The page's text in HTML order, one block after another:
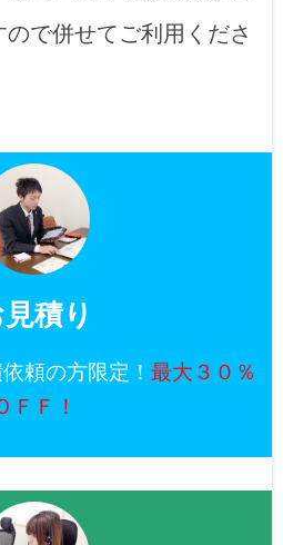
で併せてご利用くださ
積り
頼の方限定！ 最大３０％
ＦＦ！